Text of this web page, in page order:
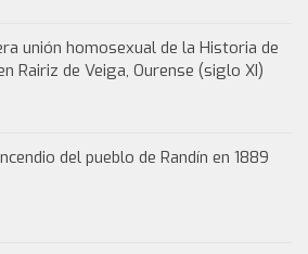
unión homosexual de la Historia de
Rairiz de Veiga, Ourense (siglo XI)
del pueblo de Randín en 1889